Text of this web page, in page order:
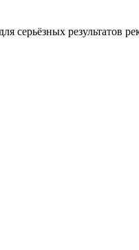
результатов